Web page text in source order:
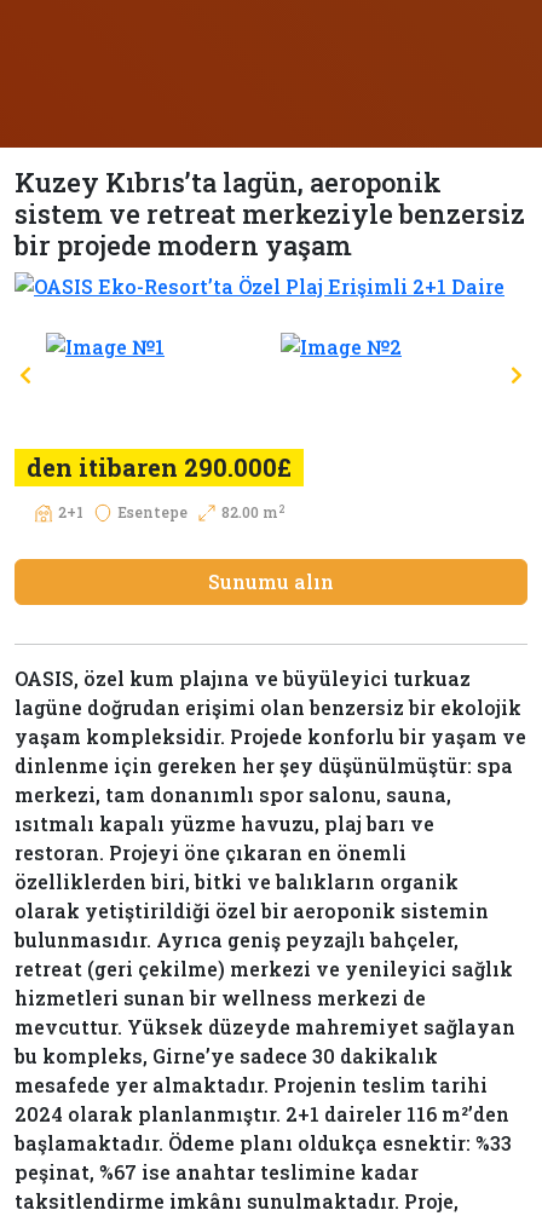
Kuzey Kıbrıs’ta lagün, aeroponik
sistem ve retreat merkeziyle benzersiz
bir projede modern yaşam
den itibaren 290.000£
2+1 Esentepe 82.00 m2
Sunumu alın
OASIS, özel kum plajına ve büyüleyici turkuaz
lagüne doğrudan erişimi olan benzersiz bir ekolojik
yaşam kompleksidir. Projede konforlu bir yaşam ve
dinlenme için gereken her şey düşünülmüştür: spa
merkezi, tam donanımlı spor salonu, sauna,
ısıtmalı kapalı yüzme havuzu, plaj barı ve
restoran. Projeyi öne çıkaran en önemli
özelliklerden biri, bitki ve balıkların organik
olarak yetiştirildiği özel bir aeroponik sistemin
bulunmasıdır. Ayrıca geniş peyzajlı bahçeler,
retreat (geri çekilme) merkezi ve yenileyici sağlık
hizmetleri sunan bir wellness merkezi de
mevcuttur. Yüksek düzeyde mahremiyet sağlayan
bu kompleks, Girne’ye sadece 30 dakikalık
mesafede yer almaktadır. Projenin teslim tarihi
2024 olarak planlanmıştır. 2+1 daireler 116 m²’den
başlamaktadır. Ödeme planı oldukça esnektir: %33
peşinat, %67 ise anahtar teslimine kadar
taksitlendirme imkânı sunulmaktadır. Proje,